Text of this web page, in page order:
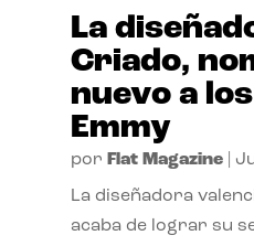
La
Criado,
nuevo a
Emmy
por Flat Magazine|
La diseñadora
acaba de lograr su